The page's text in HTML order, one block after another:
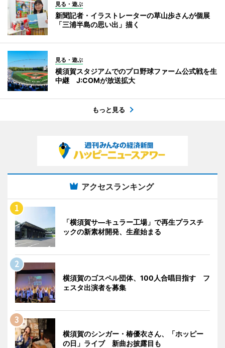
見る・遊ぶ
新聞記者・イラストレーターの草山歩さんが個展
「三浦半島の思い出」描く
見る・遊ぶ
横須賀スタジアムでのプロ野球ファーム公式戦を生
中継 J:COMが放送拡大
もっと見る
アクセスランキング
「横須賀サ―キュラー工場」で再生プラスチ
ックの新素材開発、生産始まる
横須賀のゴスペル団体、100人合唱目指す フ
ェスタ出演者を募集
横須賀のシンガー・椿優衣さん、「ホッピー
の日」ライブ 新曲お披露目も